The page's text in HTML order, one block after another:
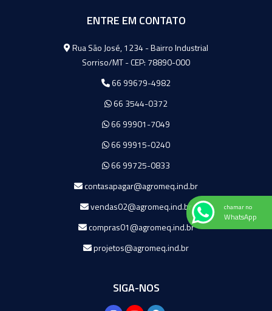
ENTRE EM CONTATO
Agromeq
Rua São José, 1234 - Bairro Industrial
Sorriso/MT - CEP: 78890-000
66 99679-4982
66 3544-0372
66 99901-7049
66 99915-0240
66 99725-0833
contasapagar@agromeq.ind.br
vendas02@agromeq.ind.br
compras01@agromeq.ind.br
projetos@agromeq.ind.br
SIGA-NOS
chamar no
WhatsApp